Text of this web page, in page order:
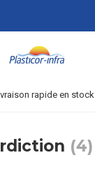
rapide en stock
(4)